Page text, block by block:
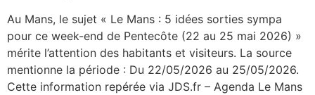
Au Mans, le sujet « Le Mans : 5 idées sorties sympa
pour ce week-end de Pentecôte (22 au 25 mai 2026) »
mérite l’attention des habitants et visiteurs. La source
mentionne la période : Du 22/05/2026 au 25/05/2026.
Cette information repérée via JDS.fr – Agenda Le Mans